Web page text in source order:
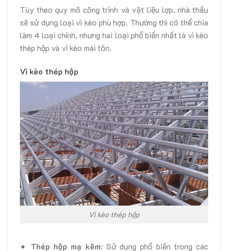
Tùy theo quy mô công trình và vật liệu lợp, nhà thầu
sẽ sử dụng loại vì kèo phù hợp. Thường thì có thể chia
làm 4 loại chính, nhưng hai loại phổ biến nhất là vì kèo
thép hộp và vì kèo mái tôn.
Vì kèo thép hộp
Vì kèo thép hộp
Thép hộp mạ kẽm: Sử dụng phổ biến trong các